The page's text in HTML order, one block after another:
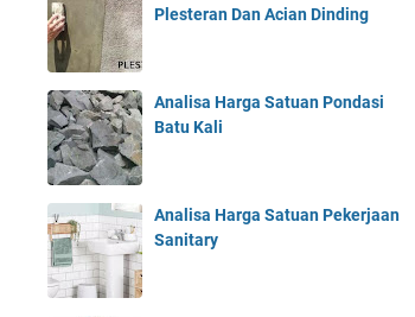
Plesteran Dan Acian Dinding
Analisa Harga Satuan Pondasi
Batu Kali
Analisa Harga Satuan Pekerjaan
Sanitary